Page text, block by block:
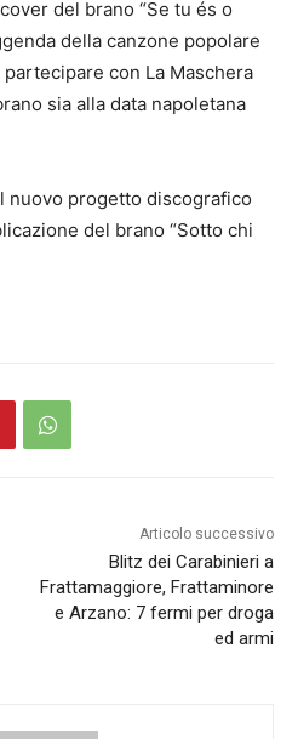
del brano “Se tu és o
della canzone popolare
con La Maschera
sia alla data napoletana
nuovo progetto discografico
del brano “Sotto chi
Articolo successivo
Blitz dei Carabinieri a
Frattamaggiore, Frattaminore
e Arzano: 7 fermi per droga
ed armi